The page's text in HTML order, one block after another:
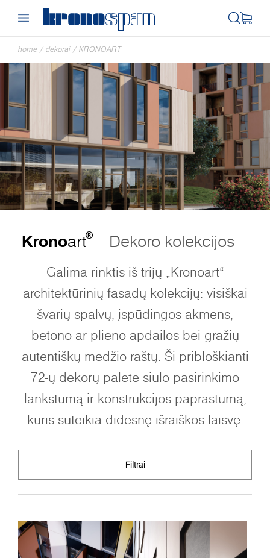
home / dekorai / KRONOART
Kronoart® Dekoro kolekcijos
Galima rinktis iš trijų „Kronoart“
architektūrinių fasadų kolekcijų: visiškai
švarių spalvų, įspūdingos akmens,
betono ar plieno apdailos bei gražių
autentiškų medžio raštų. Ši pribloškianti
72-ų dekorų paletė siūlo pasirinkimo
lankstumą ir konstrukcijos paprastumą,
kuris suteikia didesnę išraiškos laisvę.
Filtrai